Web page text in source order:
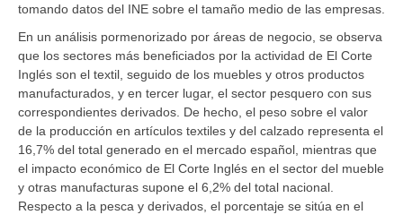
tomando datos del INE sobre el tamaño medio de las empresas.
En un análisis pormenorizado por áreas de negocio, se observa
que los sectores más beneficiados por la actividad de El Corte
Inglés son el textil, seguido de los muebles y otros productos
manufacturados, y en tercer lugar, el sector pesquero con sus
correspondientes derivados. De hecho, el peso sobre el valor
de la producción en artículos textiles y del calzado representa el
16,7% del total generado en el mercado español, mientras que
el impacto económico de El Corte Inglés en el sector del mueble
y otras manufacturas supone el 6,2% del total nacional.
Respecto a la pesca y derivados, el porcentaje se sitúa en el